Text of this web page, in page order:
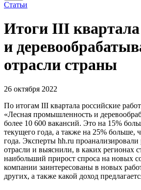
Статьи
Итоги III квартала
и
отрасли страны
26 октября 2022
По итогам III квартала российские
«Лесная промышленность и
более 10 600 вакансий. Это на 15%
текущего года, а также на 25% больше,
года. Эксперты hh.ru
отрасли и выяснили, в каких регионах
наибольший прирост спроса на новых
компании заинтересованы в новых
других, а также какой доход